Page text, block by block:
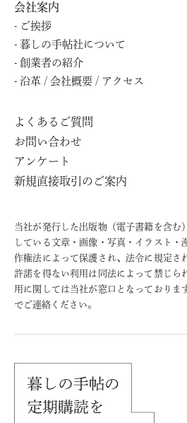
会社案内
ご挨拶
暮しの⼿帖社について
創業者の紹介
沿⾰ / 会社概要 / アクセス
よくあるご質問
お問い合わせ
アンケート
新規直接取引のご案内
当社が発行した出版物（電子書籍を含む
している文章・画像・写真・イラスト・
作権法によって保護され、法令に規定さ
許諾を得ない利用は同法によって禁じら
用に関しては当社が窓口となっておりま
でご連絡ください。